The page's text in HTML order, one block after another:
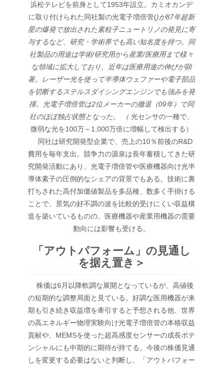
浜松テレビを前身として1953年設立。カミオカンデ
に取り付けられた同社製の光電子増倍管()が87年超新
星の爆発で放出された素粒子ニュートリノの発見に寄
与するなど、研究・学術界でも高い知名度を持つ。同
社製品の用途は学術/研究用から産業/医療用まで様々
な領域に拡大しており、近年は医療用途の伸びが顕
著。レーザー光を使って半導体ウェファーや電子部品
を切断するステルスダイシングエンジンでも強みを発
揮。光電子増倍管は2位メーカーの撤退（09年）で同
社のほぼ独占状態となった。 （ 光センサの一種で、
微弱な光を100万～1,000万倍に増幅して検出する）
同社は研究開発型企業で、売上の10％前後のR&D
費用を毎年支出。競争力の源泉は長年蓄積してきた研
究開発活動にあり、光電子増倍管や医療機器向け光半
導体素子の圧倒的なシェアの背景でもある。技術に裏
打ちされた高付加価値製品を多品種、数多く手掛ける
ことで、景気の好不調の波を比較的受けにくい収益構
造を築いているものの、医療機器や産業用機器の需要
動向には影響も受ける。
「アウトパフォーム」の見通し
を据え置き＞
株価は6月以降軟調な展開となっているが、高値後
の短期的な調整局面と見ている。好調な医用機器が来
期も引き続き収益増を牽引すると予想される他、世界
の高エネルギー物理実験向け光電子増倍管の本格収益
貢献や、MEMSを使った超高感度センサーの成長ポテ
ンシャルにも中期的に期待が持てる。今後の株価見通
しを変更する必要はないと判断し、「アウトパフォー